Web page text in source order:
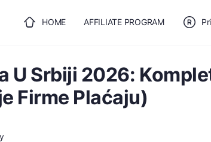
HOME AFFILIATE PROGRAM
ULOGUJTE SE 🎯 BESPLATAN PLAN
U Srbiji 2026:
Firme Plaćaju)